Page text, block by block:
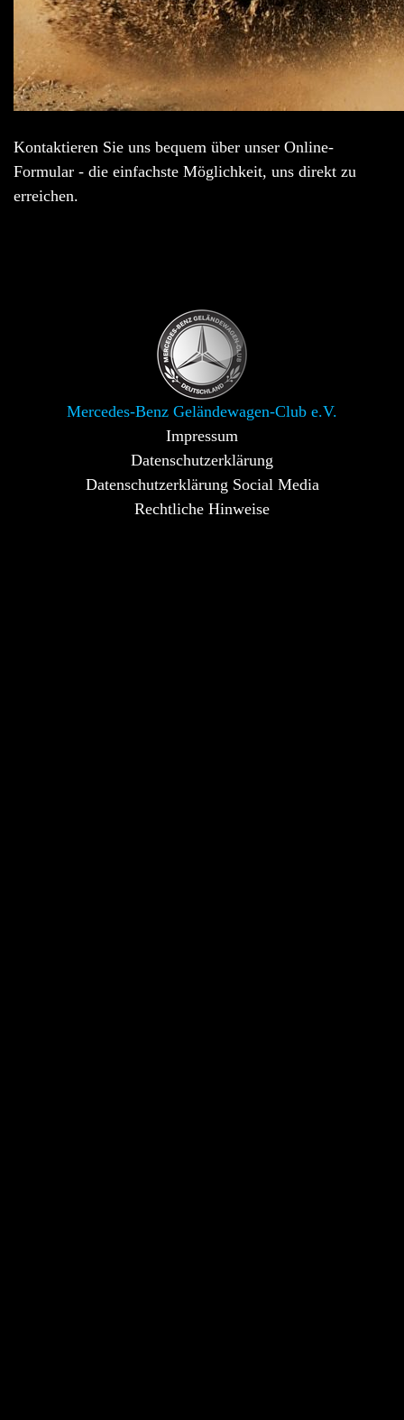
Kontaktieren Sie uns bequem über unser Online-
Formular - die einfachste Möglichkeit, uns direkt zu
erreichen.
Mercedes-Benz Geländewagen-Club e.V.
Impressum
Datenschutzerklärung
Datenschutzerklärung Social Media
Rechtliche Hinweise